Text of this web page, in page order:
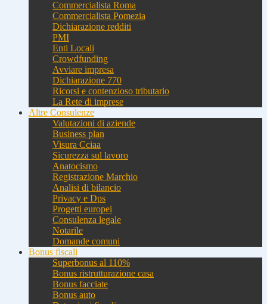
Commercialista Roma
Commercialista Pomezia
Dichiarazione redditi
PMI
Enti Locali
Crowdfunding
Avviare impresa
Dichiarazione 770
Ricorsi e contenzioso tributario
La Rete di imprese
Altre Consulenze
Valutazioni di aziende
Business plan
Visura Cciaa
Sicurezza sul lavoro
Anatocismo
Registrazione Marchio
Analisi di bilancio
Privacy e Dps
Progetti europei
Consulenza legale
Notarile
Domande comuni
Bonus fiscali
Superbonus al 110%
Bonus ristrutturazione casa
Bonus facciate
Bonus auto